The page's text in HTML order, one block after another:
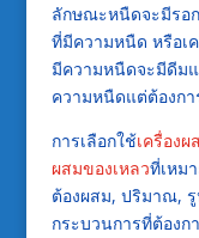
ลักษณะหนืดจะมีรอ
ที่มีความหนืด หรือเ
มีความหนืดจะมีดีม
ความหนืดแต่ต้องกา
การเลือกใช้เครื่องผ
ผสมของเหลวที่เหม
ต้องผสม, ปริมาณ,
กระบวนการที่ต้องก